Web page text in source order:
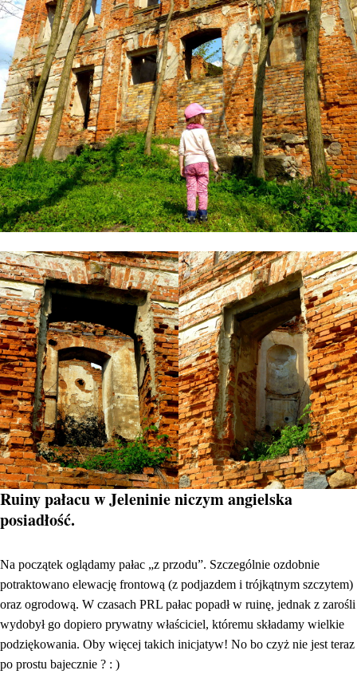
Ruiny pałacu w Jeleninie niczym angielska
posiadłość.
Na początek oglądamy pałac „z przodu”. Szczególnie ozdobnie
potraktowano elewację frontową (z podjazdem i trójkątnym szczytem)
oraz ogrodową. W czasach PRL pałac popadł w ruinę, jednak z zarośli
wydobył go dopiero prywatny właściciel, któremu składamy wielkie
podziękowania. Oby więcej takich inicjatyw! No bo czyż nie jest teraz
po prostu bajecznie ? : )